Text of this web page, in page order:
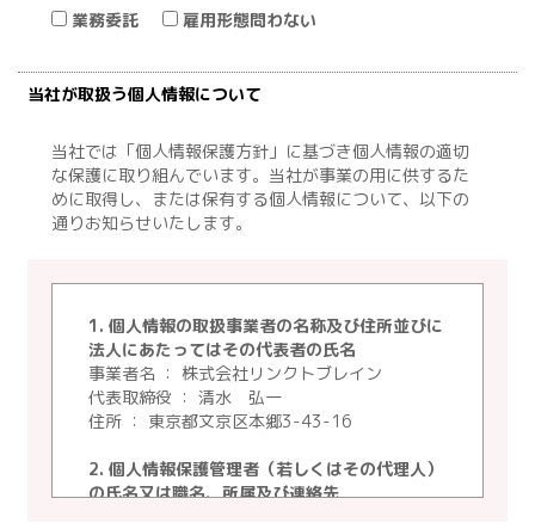
業務委託
雇用形態問わない
当社が取扱う個人情報について
当社では「個人情報保護方針」に基づき個人情報の適切
な保護に取り組んでいます。当社が事業の用に供するた
めに取得し、または保有する個人情報について、以下の
通りお知らせいたします。
1. 個人情報の取扱事業者の名称及び住所並びに
法人にあたってはその代表者の氏名
事業者名 ： 株式会社リンクトブレイン
代表取締役 ： 清水 弘一
住所 ： 東京都文京区本郷3-43-16
2. 個人情報保護管理者（若しくはその代理人）
の氏名又は職名、所属及び連絡先